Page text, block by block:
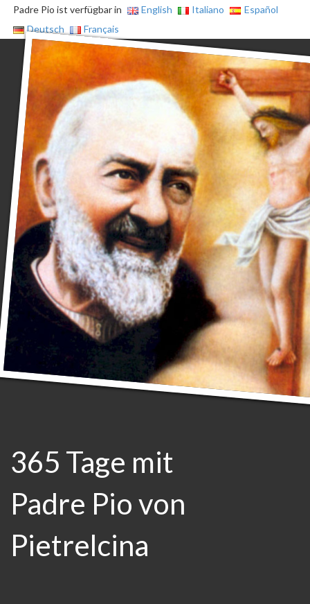
Padre Pio ist verfügbar in English Italiano
Español
Deutsch
Français
365 Tage mit
Padre Pio von
Pietrelcina